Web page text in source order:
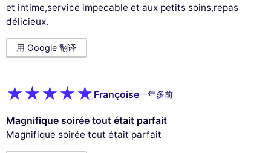
et intime,service impecable et aux petits soins,repas
délicieux.
用 Google 翻译
Françoise一年多前
Magnifique soirée tout était parfait
Magnifique soirée tout était parfait